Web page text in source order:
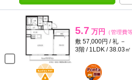
5.7 万円 （管理費
敷 57,000円 / 礼 －
3階 / 1LDK / 38.03㎡
BunChinPAY
ポンタ
部屋